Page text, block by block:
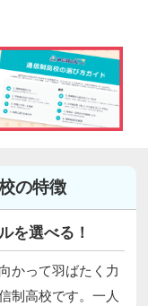
の特徴
を選べる！
かって羽ばたく力
制高校です。一人